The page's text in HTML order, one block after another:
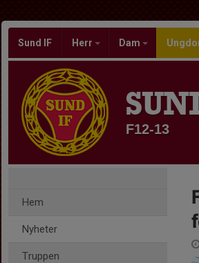
Sund IF Herr Dam
F12-13
Hem
Nyheter
Truppen